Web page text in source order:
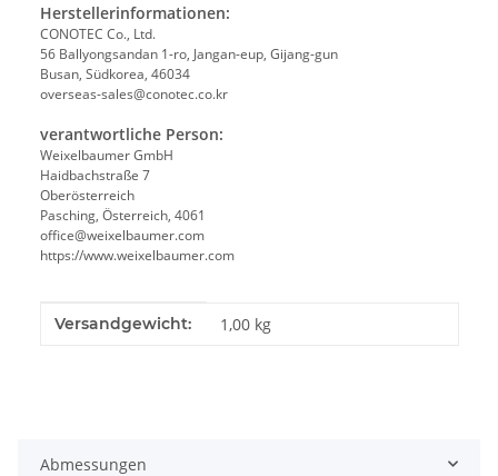
Herstellerinformationen:
CONOTEC Co., Ltd.
56 Ballyongsandan 1-ro, Jangan-eup, Gijang-gun
Busan, Südkorea, 46034
overseas-sales@conotec.co.kr
verantwortliche Person:
Weixelbaumer GmbH
Haidbachstraße 7
Oberösterreich
Pasching, Österreich, 4061
office@weixelbaumer.com
https://www.weixelbaumer.com
Produkteigenschaft
Wert
Versandgewicht: 1,00 kg
Abmessungen